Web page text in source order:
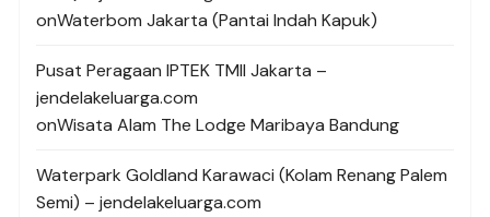
onWaterbom Jakarta (Pantai Indah Kapuk)
Pusat Peragaan IPTEK TMII Jakarta –
jendelakeluarga.com
onWisata Alam The Lodge Maribaya Bandung
Waterpark Goldland Karawaci (Kolam Renang Palem
Semi) – jendelakeluarga.com